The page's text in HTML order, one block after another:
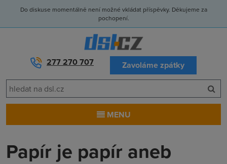
Do diskuse momentálně není možné vkládat příspěvky. Děkujeme za
pochopení.
277 270 707 Zavoláme zpátky
MENU
Papír je papír aneb